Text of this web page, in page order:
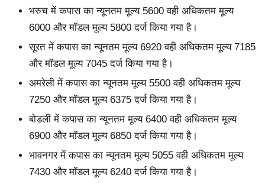
भरुच में कपास का न्यूनतम मूल्य 5600 वही अधिकतम मूल्य
6000 और मॉडल मूल्य 5800 दर्ज किया गया है।
सूरत में कपास का न्यूनतम मूल्य 6920 वही अधिकतम मूल्य 7185
और मॉडल मूल्य 7045 दर्ज किया गया है।
अमरेली में कपास का न्यूनतम मूल्य 5500 वही अधिकतम मूल्य
7250 और मॉडल मूल्य 6375 दर्ज किया गया है।
बोडली में कपास का न्यूनतम मूल्य 6400 वही अधिकतम मूल्य
6900 और मॉडल मूल्य 6850 दर्ज किया गया है।
भावनगर में कपास का न्यूनतम मूल्य 5055 वही अधिकतम मूल्य
7430 और मॉडल मूल्य 6240 दर्ज किया गया है।